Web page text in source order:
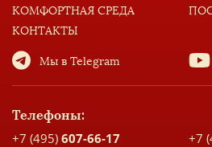
КОМФОРТНАЯ СРЕДА
КОНТАКТЫ
Мы в Telegram
Телефоны:
+7 (495) 607-66-17 +7